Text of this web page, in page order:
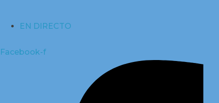
EN DIRECTO
Facebook-f